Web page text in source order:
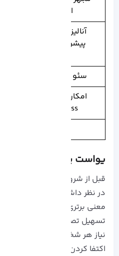
اسکیما ساز
آنالیز سئو به صورت
پیشرفته ( در نسخه
سئو خودکار تصاویر
امکان ویرایش فایل
htaccess و txt
یواست یا رنک مث سئو؟
در نظر داشته باشید که بیان
معنی برتری یکی نسبت به
تسهیل تصمیم گیری و انتخاب
نیاز هر شخص خواهد بود. البته
اکتفا کردن به این افزونه ها،